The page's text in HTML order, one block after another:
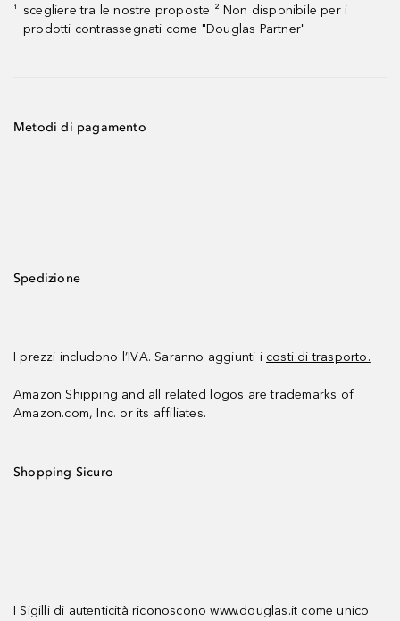
¹
scegliere tra le nostre proposte ² Non disponibile per i
prodotti contrassegnati come "Douglas Partner"
Metodi di pagamento
Spedizione
I prezzi includono l’IVA. Saranno aggiunti i costi di trasporto.
Amazon Shipping and all related logos are trademarks of
Amazon.com, Inc. or its affiliates.
Shopping Sicuro
I Sigilli di autenticità riconoscono www.douglas.it come unico